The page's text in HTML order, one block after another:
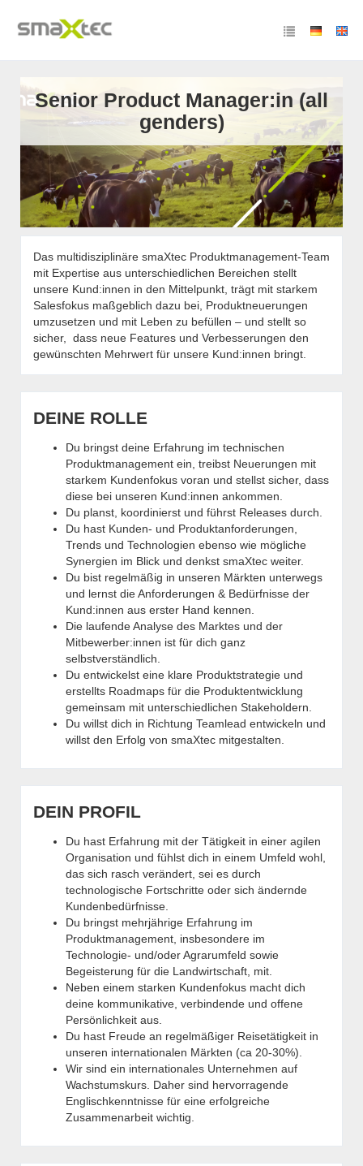
Senior Product Manager:in (all
genders)
Das multidisziplinäre smaXtec Produktmanagement-Team
mit Expertise aus unterschiedlichen Bereichen stellt
unsere Kund:innen in den Mittelpunkt, trägt mit starkem
Salesfokus maßgeblich dazu bei, Produktneuerungen
umzusetzen und mit Leben zu befüllen – und stellt so
sicher, dass neue Features und Verbesserungen den
gewünschten Mehrwert für unsere Kund:innen bringt.
DEINE ROLLE
Du bringst deine Erfahrung im technischen
Produktmanagement ein, treibst Neuerungen mit
starkem Kundenfokus voran und stellst sicher, dass
diese bei unseren Kund:innen ankommen.
Du planst, koordinierst und führst Releases durch.
Du hast Kunden- und Produktanforderungen,
Trends und Technologien ebenso wie mögliche
Synergien im Blick und denkst smaXtec weiter.
Du bist regelmäßig in unseren Märkten unterwegs
und lernst die Anforderungen & Bedürfnisse der
Kund:innen aus erster Hand kennen.
Die laufende Analyse des Marktes und der
Mitbewerber:innen ist für dich ganz
selbstverständlich.
Du entwickelst eine klare Produktstrategie und
erstellts Roadmaps für die Produktentwicklung
gemeinsam mit unterschiedlichen Stakeholdern.
Du willst dich in Richtung Teamlead entwickeln und
willst den Erfolg von smaXtec mitgestalten.
DEIN PROFIL
Du hast Erfahrung mit der Tätigkeit in einer agilen
Organisation und fühlst dich in einem Umfeld wohl,
das sich rasch verändert, sei es durch
technologische Fortschritte oder sich ändernde
Kundenbedürfnisse.
Du bringst mehrjährige Erfahrung im
Produktmanagement, insbesondere im
Technologie- und/oder Agrarumfeld sowie
Begeisterung für die Landwirtschaft, mit.
Neben einem starken Kundenfokus macht dich
deine kommunikative, verbindende und offene
Persönlichkeit aus.
Du hast Freude an regelmäßiger Reisetätigkeit in
unseren internationalen Märkten (ca 20-30%).
Wir sind ein internationales Unternehmen auf
Wachstumskurs. Daher sind hervorragende
Englischkenntnisse für eine erfolgreiche
Zusammenarbeit wichtig.